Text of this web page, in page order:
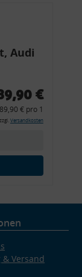
Audi
(6x
€
€ pro 1
Versandkosten
Versand